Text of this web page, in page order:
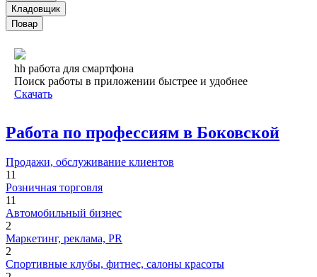
Кладовщик
Повар
hh работа для смартфона
Поиск работы в приложении быстрее и удобнее
Скачать
Работа по профессиям в Боковской
Продажи, обслуживание клиентов
11
Розничная торговля
11
Автомобильный бизнес
2
Маркетинг, реклама, PR
2
Спортивные клубы, фитнес, салоны красоты